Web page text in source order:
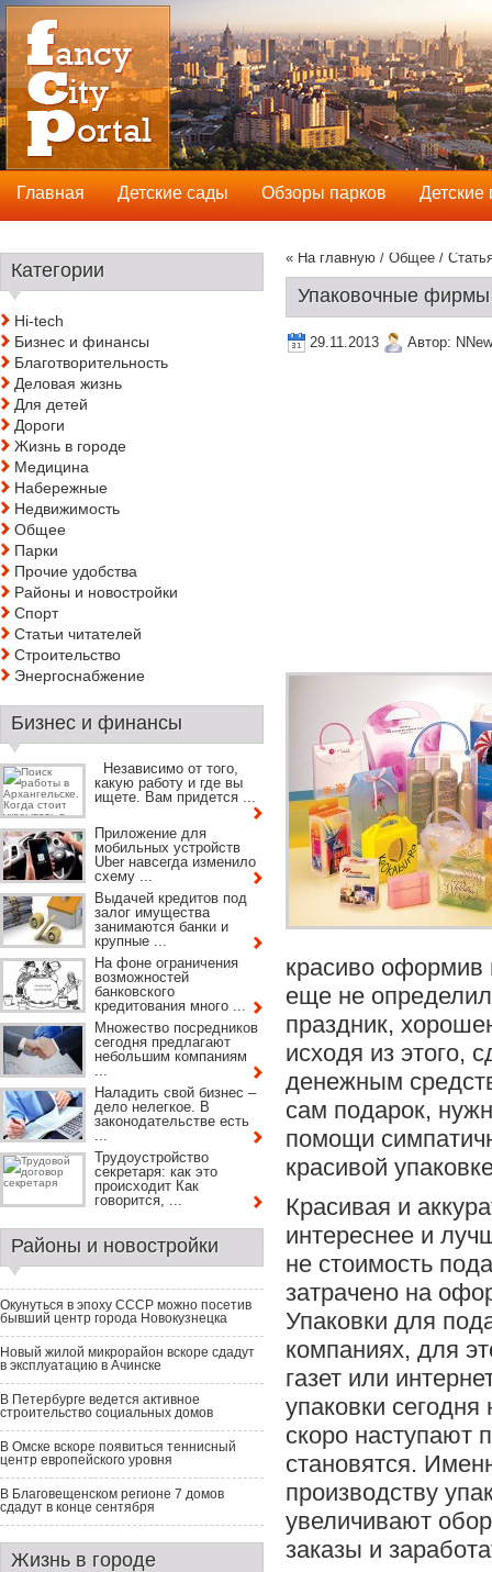
« На главную / Общее /
Упаковочные фирмы
29.11.2013 Автор:
красиво оформив
еще не
праздник,
исходя из этого,
денежным
сам подарок,
помощи
красивой
Красивая и
интереснее и
не стоимость
затрачено на
Упаковки для
компаниях, для
газет или
упаковки
скоро наступают
становятся.
производству
увеличивают
заказы и
Категории
Hi-tech
Бизнес и финансы
Благотворительность
Деловая жизнь
Для детей
Дороги
Жизнь в городе
Медицина
Набережные
Недвижимость
Общее
Парки
Прочие удобства
Районы и новостройки
Спорт
Статьи читателей
Строительство
Энергоснабжение
Бизнес и финансы
Независимо от того,
какую работу и где вы
ищете. Вам придется ...
Приложение для
мобильных устройств
Uber навсегда изменило
схему ...
Выдачей кредитов под
залог имущества
занимаются банки и
крупные ...
На фоне ограничения
возможностей
банковского
кредитования много ...
Множество посредников
сегодня предлагают
небольшим компаниям
...
Наладить свой бизнес –
дело нелегкое. В
законодательстве есть
...
Трудоустройство
секретаря: как это
происходит Как
говорится, ...
Районы и новостройки
Окунуться в эпоху СССР можно посетив
бывший центр города Новокузнецка
Новый жилой микрорайон вскоре сдадут
в эксплуатацию в Ачинске
В Петербурге ведется активное
строительство социальных домов
В Омске вскоре появиться теннисный
центр европейского уровня
В Благовещенском регионе 7 домов
сдадут в конце сентября
Жизнь в городе
Главная Детские сады Обзоры парков Детские